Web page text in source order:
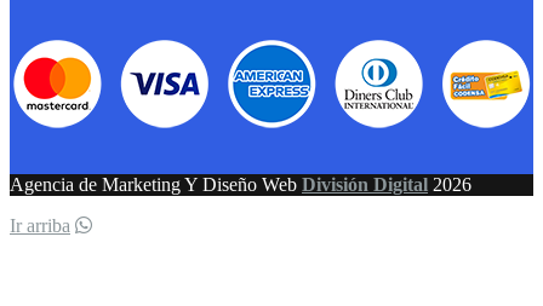
Agencia de Marketing Y Diseño Web División Digital 2026
Ir arriba